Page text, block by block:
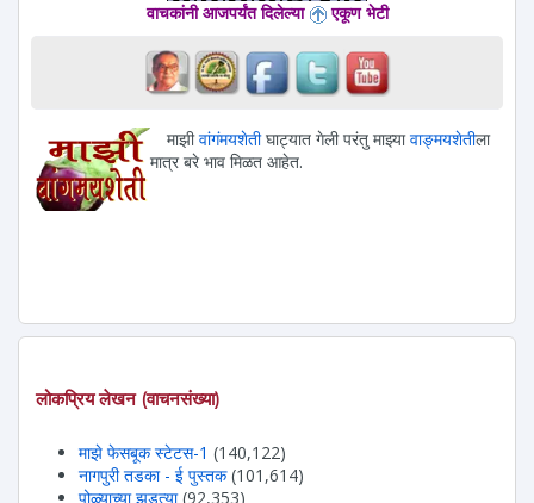
वाचकांनी आजपर्यंत दिलेल्या एकूण भेटी
माझीवांगंमयशेतीघाट्यात गेली परंतु माझ्यावाङ्मयशेतीला
मात्र बरे भाव मिळत आहेत.
लोकप्रिय लेखन (वाचनसंख्या)
माझे फेसबूक स्टेटस-1 (140,122)
नागपुरी तडका - ई पुस्तक (101,614)
पोळ्याच्या झडत्या (92,353)